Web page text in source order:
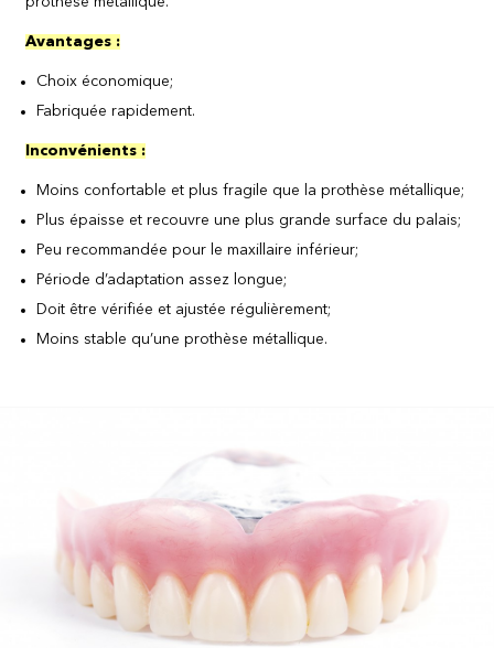
Avantages :
Choix économique;
Fabriquée rapidement.
Inconvénients :
Moins confortable et plus fragile que la prothèse métallique;
Plus épaisse et recouvre une plus grande surface du palais;
Peu recommandée pour le maxillaire inférieur;
Période d’adaptation assez longue;
Doit être vérifiée et ajustée régulièrement;
Moins stable qu’une prothèse métallique.